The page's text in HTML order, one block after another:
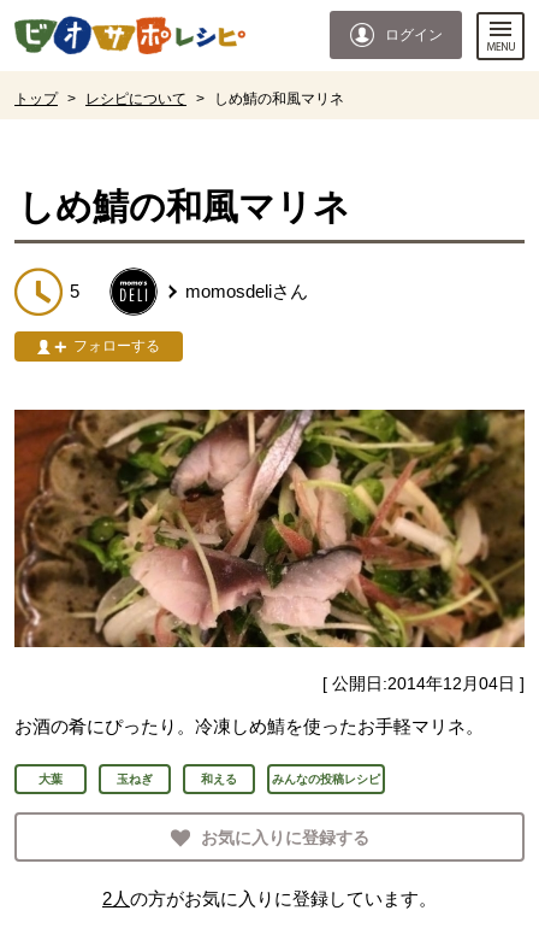
ページの先頭です。
ログイン
トップ > レシピについて > しめ鯖の和風マリネ
しめ鯖の和風マリネ
5 momosdeliさん
フォローする
[ 公開日:2014年12月04日 ]
お酒の肴にぴったり。冷凍しめ鯖を使ったお手軽マリネ。
大葉 玉ねぎ 和える みんなの投稿レシピ
お気に入りに登録する
2人の方がお気に入りに登録しています。